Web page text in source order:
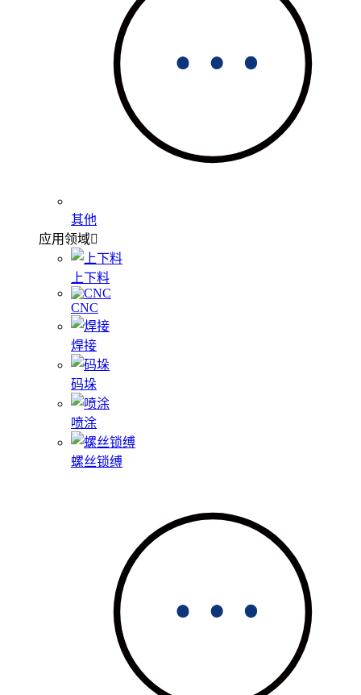
其他
应用领域
上下料
CNC
焊接
码垛
喷涂
螺丝锁缚